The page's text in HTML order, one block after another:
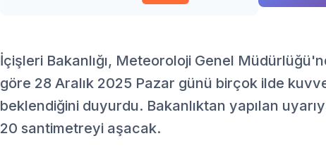
İçişleri Bakanlığı, Meteoroloji Genel
göre 28 Aralık 2025 Pazar günü birçok ilde
beklendiğini duyurdu. Bakanlıktan yapılan
20 santimetreyi aşacak.